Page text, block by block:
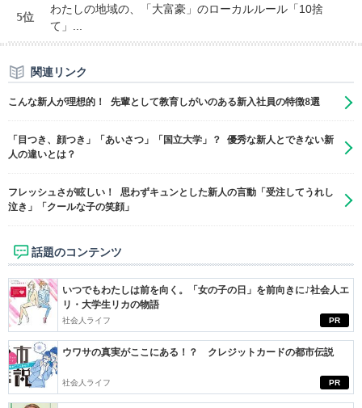
5位
わたしの地域の、「大富豪」のローカルルール「10捨
て」...
関連リンク
こんな新人が理想的！ 先輩として教育しがいのある新入社員の特徴8選
「目つき、顔つき」「あいさつ」「国立大学」？ 優秀な新人とできない新
人の違いとは？
フレッシュさが眩しい！ 思わずキュンとした新人の言動「受注してうれし
泣き」「クールな子の笑顔」
話題のコンテンツ
PR
いつでもわたしは前を向く。「女の子の日」を前向きに♪社会人エ
リ・大学生リカの物語
社会人ライフ
PR
ウワサの真実がここにある！？ クレジットカードの都市伝説
社会人ライフ